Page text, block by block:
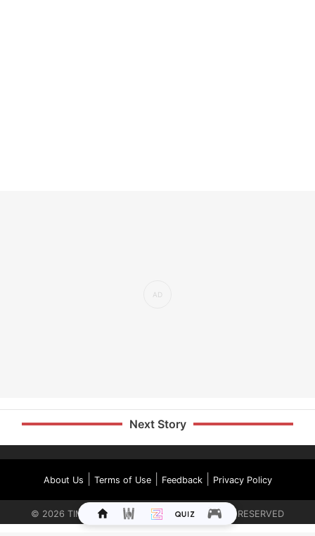
Next Story
About Us Terms of Use| Feedback| Privacy Policy
© 2026 TIMES INTERNET LIMITED. ALL RIGHTS RESERVED